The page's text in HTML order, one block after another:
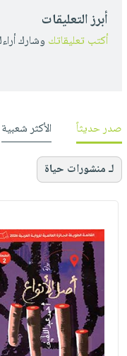
أبرز التعليقات
أكتب تعليقاتك وشارك
صدر حديثاً الأكثر شعبية
لـ منشورات حياة